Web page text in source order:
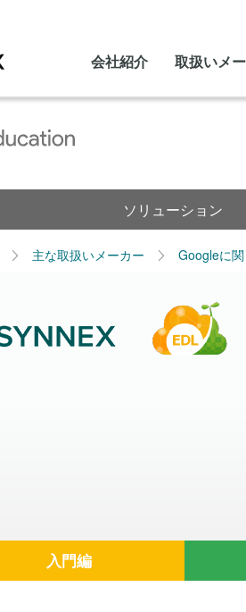
会社紹介 取扱いメ
ソリューション
主な取扱いメーカー Googleに
入門編